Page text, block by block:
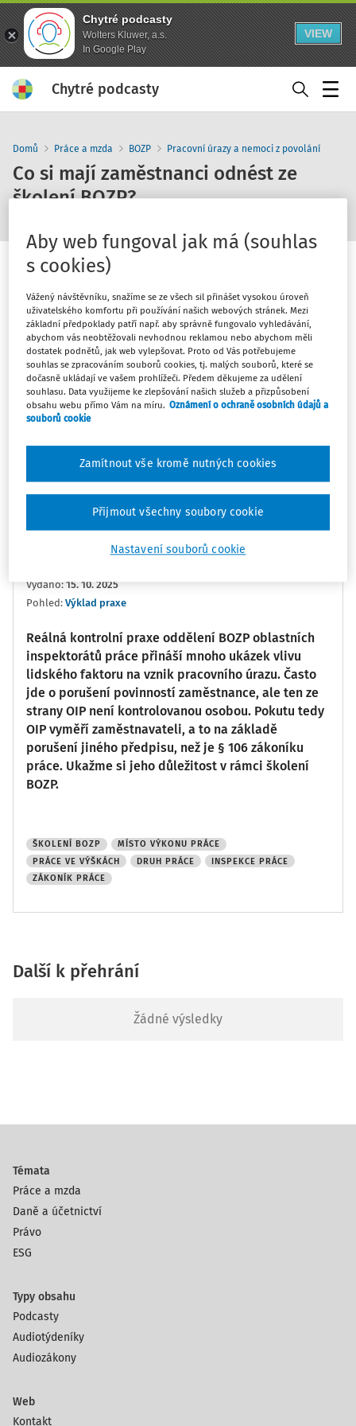
Chytré podcasty
Wolters Kluwer, a.s.
In Google Play
VIEW
Chytré podcasty
Domů Práce a mzda BOZP Pracovní úrazy a nemoci z povolání
Co si mají zaměstnanci odnést ze
školení BOZP?
0:00
10 30 1x
Sledovat
Přepis Související
Ing. Petr Kurtin
Vydáno: 15. 10. 2025
Pohled: Výklad praxe
Reálná kontrolní praxe oddělení BOZP oblastních
inspektorátů práce přináší mnoho ukázek vlivu
lidského faktoru na vznik pracovního úrazu. Často
jde o porušení povinností zaměstnance, ale ten ze
strany OIP není kontrolovanou osobou. Pokutu tedy
OIP vyměří zaměstnavateli, a to na základě
porušení jiného předpisu, než je § 106 zákoníku
práce. Ukažme si jeho důležitost v rámci školení
BOZP.
ŠKOLENÍ BOZP
MÍSTO VÝKONU PRÁCE
PRÁCE VE VÝŠKÁCH
DRUH PRÁCE
INSPEKCE PRÁCE
ZÁKONÍK PRÁCE
Další k přehrání
Žádné výsledky
Témata
Práce a mzda
Daně a účetnictví
Právo
ESG
Typy obsahu
Podcasty
Audiotýdeníky
Audiozákony
Web
Kontakt
Aby web fungoval jak má (souhlas
s cookies)
Vážený návštěvníku, snažíme se ze všech sil přinášet vysokou úroveň
uživatelského komfortu při používání našich webových stránek. Mezi
základní předpoklady patří např. aby správně fungovalo vyhledávání,
abychom vás neobtěžovali nevhodnou reklamou nebo abychom měli
dostatek podnětů, jak web vylepšovat. Proto od Vás potřebujeme
souhlas se zpracováním souborů cookies, tj. malých souborů, které se
dočasně ukládají ve vašem prohlížeči. Předem děkujeme za udělení
souhlasu. Data využijeme ke zlepšování našich služeb a přizpůsobení
obsahu webu přímo Vám na míru. Oznámení o ochraně osobních údajů a
souborů cookie
Nastavení souborů cookie
Zamítnout vše kromě nutných cookies
Přijmout všechny soubory cookie